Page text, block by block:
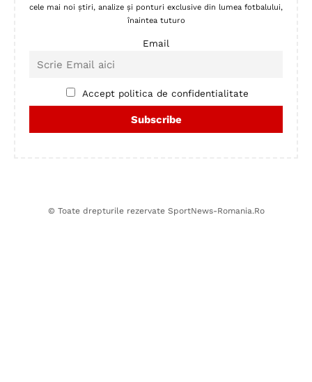
cele mai noi știri, analize și ponturi exclusive din lumea fotbalului,
înaintea tuturo
Email
Accept politica de confidentialitate
© Toate drepturile rezervate SportNews-Romania.Ro